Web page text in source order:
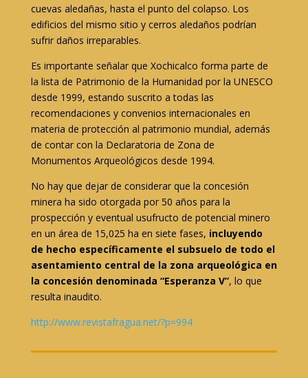
cuevas aledañas, hasta el punto del colapso. Los
edificios del mismo sitio y cerros aledaños podrían
sufrir daños irreparables.
Es importante señalar que Xochicalco forma parte de
la lista de Patrimonio de la Humanidad por la UNESCO
desde 1999, estando suscrito a todas las
recomendaciones y convenios internacionales en
materia de protección al patrimonio mundial, además
de contar con la Declaratoria de Zona de
Monumentos Arqueológicos desde 1994.
No hay que dejar de considerar que la concesión
minera ha sido otorgada por 50 años para la
prospección y eventual usufructo de potencial minero
en un área de 15,025 ha en siete fases, incluyendo
de hecho específicamente el subsuelo de todo el
asentamiento central de la zona arqueológica en
la concesión denominada “Esperanza V”, lo que
resulta inaudito.
http://www.revistafragua.net/?p=994